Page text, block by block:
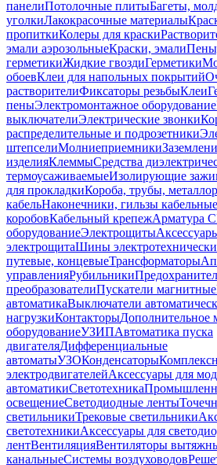
панелиПотолочные плитыБагеты,
уголкиЛакокрасочные материалы
пропиткиКолеры для краски
эмали аэрозольныеКраски, эмали
герметикиЖидкие гвоздиГерметики
обоевКлеи для напольных покрытий
растворителиФиксаторы резьбыКлеи
пеныЭлектромонтажное оборудование
выключателиЭлектрические звонки
распределительные и подрозетники
штепселиМолниеприемники
изделияКлеммыСредства
термоусаживаемыеИзолирующие
для прокладкиКороба, трубы,
кабельНаконечники, гильзы кабельные
коробовКабельный крепежАрматура
оборудованиеЭлектрощиты
электрощитаШины
путевые, концевыеТрансформаторы
управленияРубильники
преобразователиПускатели магнитные
автоматикаВыключатели
нагрузкиКонтакторыДополнительное
оборудованиеУЗИПАвтоматика пуска
двигателяДифференциальные
автоматыУЗОКонденсаторы
электродвигателейАксессуары для
автоматикиСветотехника
освещениеСветодиодные ленты
светильникиТрековые светильники
светотехникиАксессуары для
лентВентиляцияВентиляторы
канальныеСистемы воздуховодов